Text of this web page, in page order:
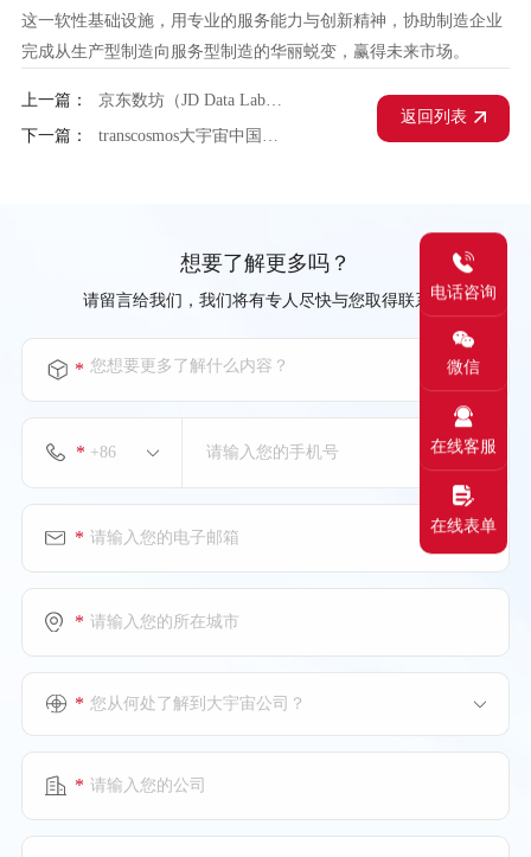
这一软性基础设施，用专业的服务能力与创新精神，协助制造企业
完成从生产型制造向服务型制造的华丽蜕变，赢得未来市场。
上一篇：
京东数坊（JD Data Lab）实战：transcosmos大宇宙中国京东电商代运营的人群定向新解法
下一篇：
返回列表
想要了解更多吗？
请留言给我们，我们将有专人尽快与您取得联系。
您想要更多了解什么内容？
*
*
*
*
您从何处了解到大宇宙公司？
*
*
电话咨询
微信
在线客服
在线表单